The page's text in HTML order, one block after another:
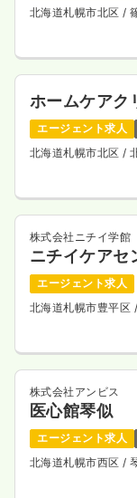
北海道札幌市北区 /
ホームケアク
エージェント求人
北海道札幌市北区 /
株式会社ニチイ学館
ニチイケアセ
エージェント求人
北海道札幌市豊平区
株式会社アンビス
医心館琴似
エージェント求人
北海道札幌市西区 /